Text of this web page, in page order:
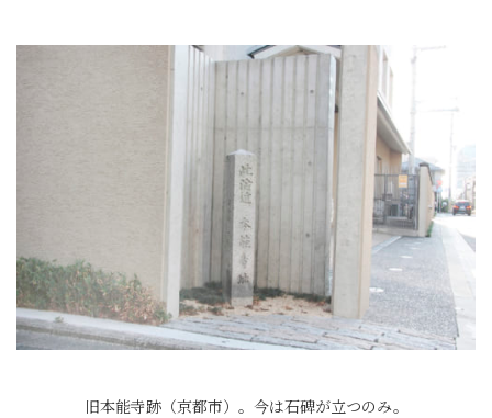
旧本能寺跡（京都市）。今は石碑が立つのみ。